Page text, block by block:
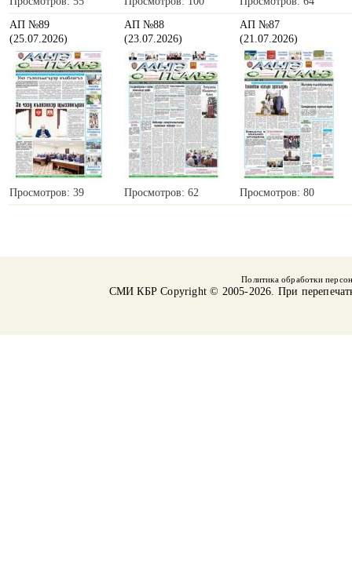
АП №89
(25.07.2026)
Просмотров: 39
АП №88
(23.07.2026)
Просмотров: 62
АП №87
(21.07.2026)
Просмотров: 80
Политика обработки
СМИ КБРCopyright © 2005-2026. При